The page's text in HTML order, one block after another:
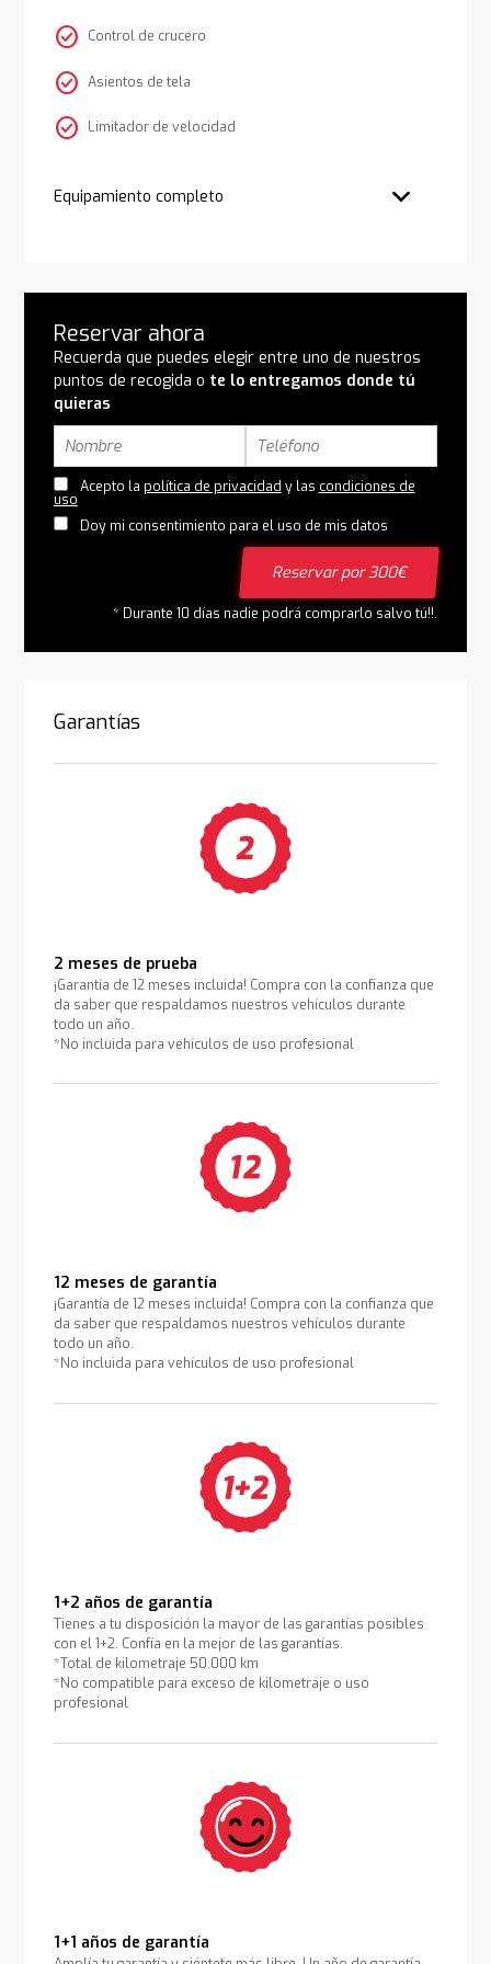
check_circle Control de crucero
check_circle Asientos de tela
check_circle Limitador de velocidad
Equipamiento completo
Reservar ahora
Recuerda que puedes elegir entre uno de nuestros
puntos de recogida o te lo entregamos donde tú
quieras
Acepto la política de privacidad y las condiciones de
uso
Doy mi consentimiento para el uso de mis datos
Reservar por 300€
* Durante 10 días nadie podrá comprarlo salvo tú!!.
Garantías
2 meses de prueba
¡Garantía de 12 meses incluida! Compra con la confianza que
da saber que respaldamos nuestros vehículos durante
todo un año.
*No incluida para vehículos de uso profesional
12 meses de garantía
¡Garantía de 12 meses incluida! Compra con la confianza que
da saber que respaldamos nuestros vehículos durante
todo un año.
*No incluida para vehículos de uso profesional
1+2 años de garantía
Tienes a tu disposición la mayor de las garantías posibles
con el 1+2. Confía en la mejor de las garantías.
*Total de kilometraje 50.000 km
*No compatible para exceso de kilometraje o uso
profesional
1+1 años de garantía